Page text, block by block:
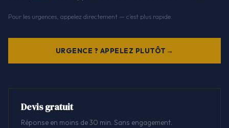
Pour les urgences, appelez directement — c'est plus rapide.
URGENCE ? APPELEZ PLUTÔT
Devis gratuit
Réponse en moins de 30 min. Sans engagement.